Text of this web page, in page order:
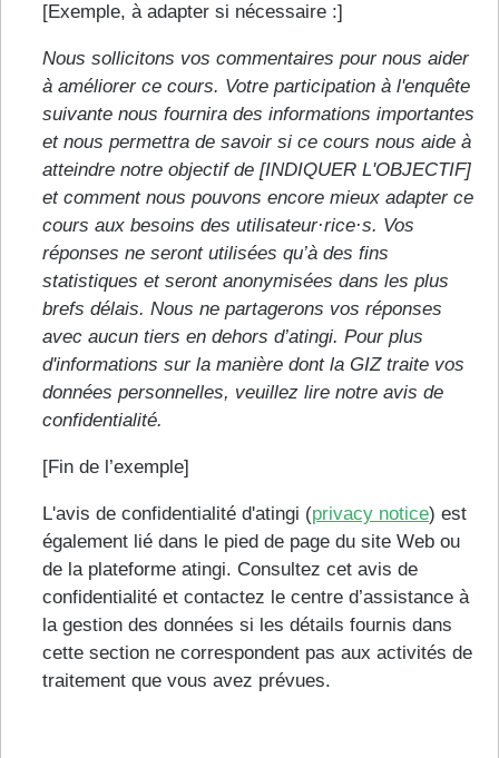
[Exemple, à adapter si nécessaire :]
Nous sollicitons vos commentaires pour nous aider
à améliorer ce cours. Votre participation à l'enquête
suivante nous fournira des informations importantes
et nous permettra de savoir si ce cours nous aide à
atteindre notre objectif de [INDIQUER L'OBJECTIF]
et comment nous pouvons encore mieux adapter ce
cours aux besoins des utilisateur·rice·s. Vos
réponses ne seront utilisées qu’à des fins
statistiques et seront anonymisées dans les plus
brefs délais. Nous ne partagerons vos réponses
avec aucun tiers en dehors d’atingi. Pour plus
d'informations sur la manière dont la GIZ traite vos
données personnelles, veuillez lire notre avis de
confidentialité.
[Fin de l’exemple]
L'avis de confidentialité d'atingi (privacy notice) est
également lié dans le pied de page du site Web ou
de la plateforme atingi. Consultez cet avis de
confidentialité et contactez le centre d’assistance à
la gestion des données si les détails fournis dans
cette section ne correspondent pas aux activités de
traitement que vous avez prévues.